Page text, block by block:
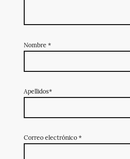
Nombre *
Apellidos*
Correo electrónico *